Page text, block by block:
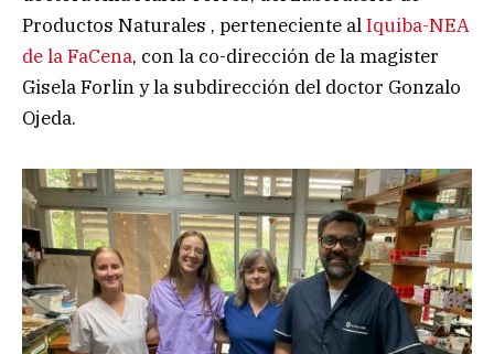
Productos Naturales , perteneciente alIquiba-NEA
de la FaCena, con la co-dirección de la magister
Gisela Forlin y la subdirección del doctor Gonzalo
Ojeda.